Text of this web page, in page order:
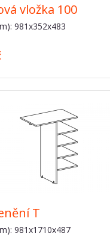
vložka 100
981x352x483
T
981x1710x487